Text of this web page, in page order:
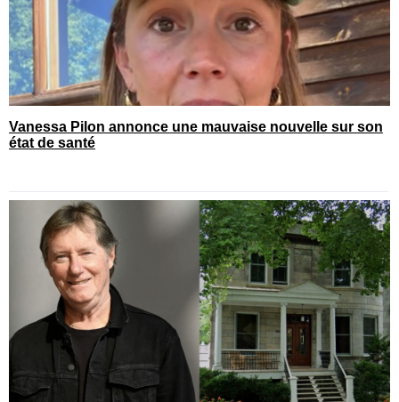
Vanessa Pilon annonce une mauvaise nouvelle sur son
état de santé